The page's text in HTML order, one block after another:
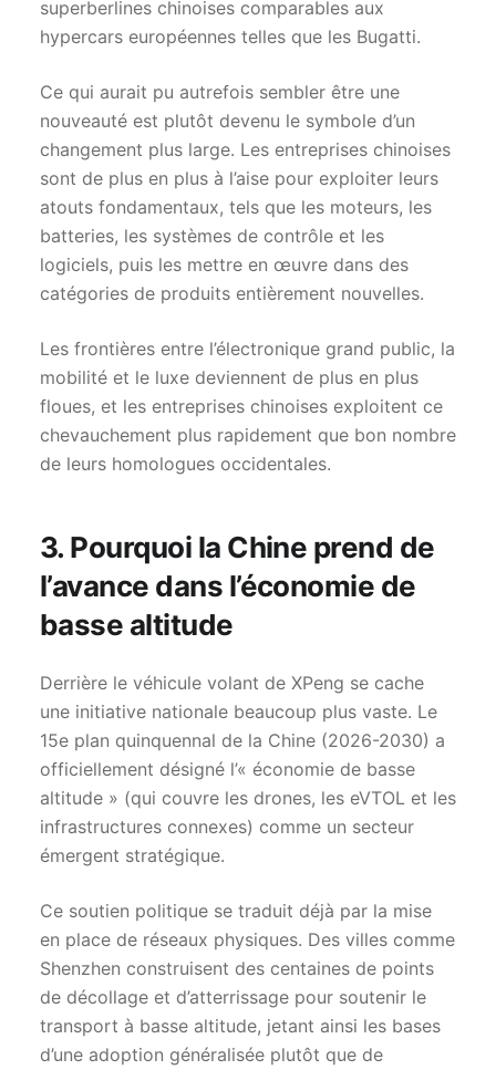
superberlines chinoises comparables aux
hypercars européennes telles que les Bugatti.
Ce qui aurait pu autrefois sembler être une
nouveauté est plutôt devenu le symbole d’un
changement plus large. Les entreprises chinoises
sont de plus en plus à l’aise pour exploiter leurs
atouts fondamentaux, tels que les moteurs, les
batteries, les systèmes de contrôle et les
logiciels, puis les mettre en œuvre dans des
catégories de produits entièrement nouvelles.
Les frontières entre l’électronique grand public, la
mobilité et le luxe deviennent de plus en plus
floues, et les entreprises chinoises exploitent ce
chevauchement plus rapidement que bon nombre
de leurs homologues occidentales.
3. Pourquoi la Chine prend de
l’avance dans l’économie de
basse altitude
Derrière le véhicule volant de XPeng se cache
une initiative nationale beaucoup plus vaste. Le
15e plan quinquennal de la Chine (2026-2030) a
officiellement désigné l’« économie de basse
altitude » (qui couvre les drones, les eVTOL et les
infrastructures connexes) comme un secteur
émergent stratégique.
Ce soutien politique se traduit déjà par la mise
en place de réseaux physiques. Des villes comme
Shenzhen construisent des centaines de points
de décollage et d’atterrissage pour soutenir le
transport à basse altitude, jetant ainsi les bases
d’une adoption généralisée plutôt que de